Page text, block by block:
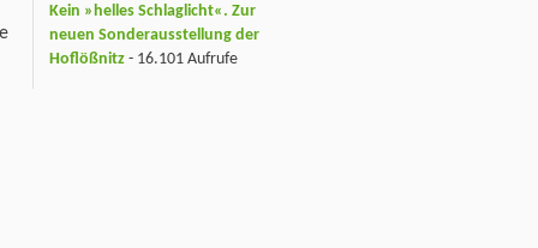
Kein »helles Schlaglicht«. Zur
neuen Sonderausstellung der
Hoflößnitz - 16.101 Aufrufe